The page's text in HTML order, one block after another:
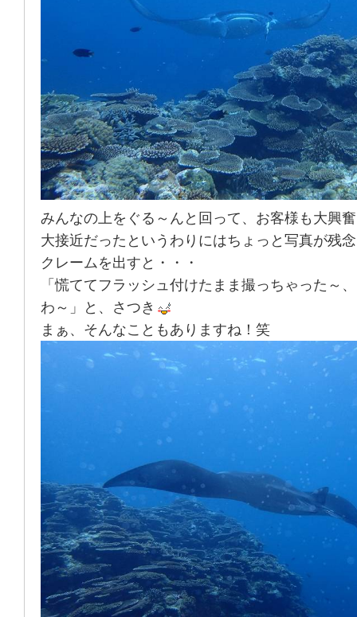
みんなの上をぐる～んと回って、お客様も大興奮
大接近だったというわりにはちょっと写真が残
クレームを出すと・・・
「慌ててフラッシュ付けたまま撮っちゃった～
わ～」と、さつき
まぁ、そんなこともありますね！笑